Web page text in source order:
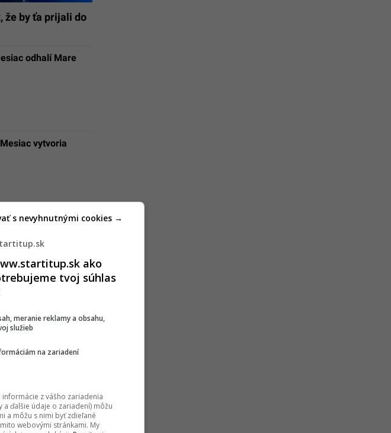
že by ťa prijali do
odhalí Mare
vytvoria
ako
tvoj súhlas
meranie reklamy a obsahu,
služieb
na zariadení
z vášho zariadenia
ďalšie údaje o zariadení) môžu
a môžu s nimi byť zdieľané
webovými stránkami. My
s nevyhnutnými cookies →